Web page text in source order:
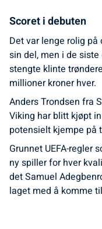
Scoret i debuten
Det var lenge rolig
sin del, men i de
stengte klinte
millioner kroner hver.
Anders Trondsen fra
Viking har blitt kjøpt
potensielt kjempe på
Grunnet UEFA-regler
ny spiller for hver
det Samuel
laget med å komme